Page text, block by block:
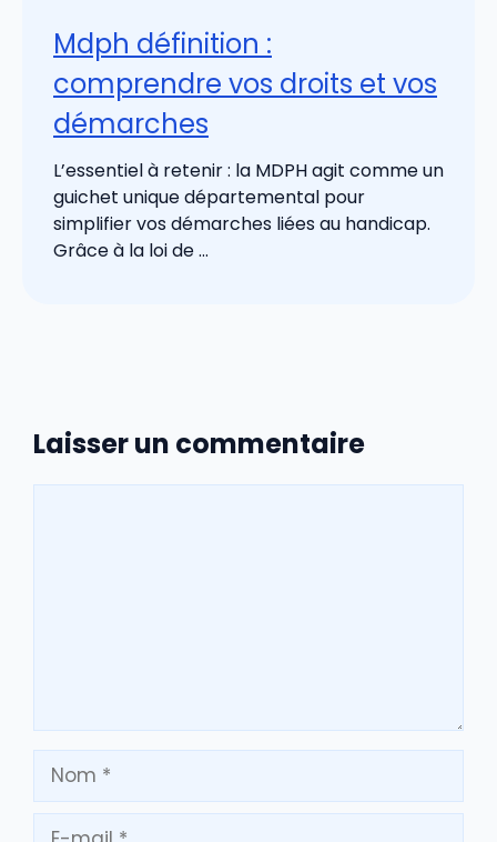
Mdph définition :
comprendre vos droits et vos
démarches
L’essentiel à retenir : la MDPH agit comme un
guichet unique départemental pour
simplifier vos démarches liées au handicap.
Grâce à la loi de ...
Laisser un commentaire
Nom